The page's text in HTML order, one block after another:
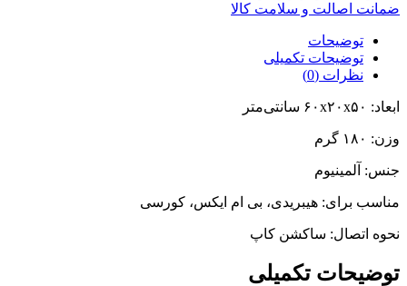
ضمانت اصالت و سلامت کالا
توضیحات
توضیحات تکمیلی
نظرات (0)
ابعاد: ۶۰x۲۰x۵۰ سانتی‌متر
وزن: ۱۸۰ گرم
جنس: آلمینیوم
مناسب برای: هیبریدی، بی ام ایکس، کورسی
نحوه اتصال: ساکشن کاپ
توضیحات تکمیلی